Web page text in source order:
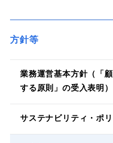
方針等
業務運営基本方針（「
する原則」の受入表明）
サステナビリティ・ポ